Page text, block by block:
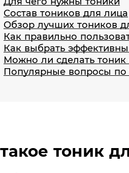
Состав тоников для лица
Обзор лучших тоников
Как правильно
Как выбрать
Можно ли сделать
Популярные вопросы по
тоник